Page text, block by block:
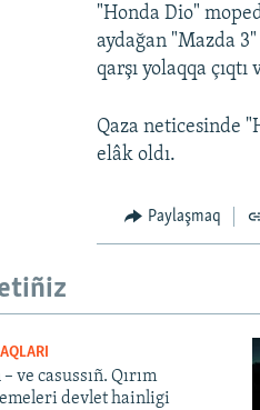
"Honda Dio"
aydağan "Mazda
qarşı yolaqqa
Qaza neticesinde
elâk oldı.
Paylaşmaq
ve casussıñ. Qırım
devlet hainligi